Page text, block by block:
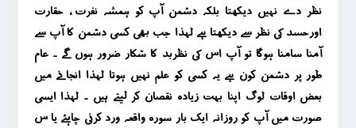
نظر دے نہیں دیکھتا بلکہ دشمن آپ کو ہمشہ نفرت ، حقارت
اورحسد کی نظر سے دیکھتا ہے لہذا جب بھی کسی دشمن کا آپ سے
آمنا سامنا ہوگا تو آپ اس کی نظربد کا شکار ضرور ہوں گے ۔ عام
طور پر دشمن کون ہے یہ کسی کو علم نہیں ہوتا لہذا انجانے میں
بعض اوقات لوگ اپنا بہت زیادہ نقصان کر لیتے ہیں ۔ لہذا ایسی
صورت میں آپ کو روزانہ ایک بار سورہ واقعہ ورد کرنی چاہئے یا س